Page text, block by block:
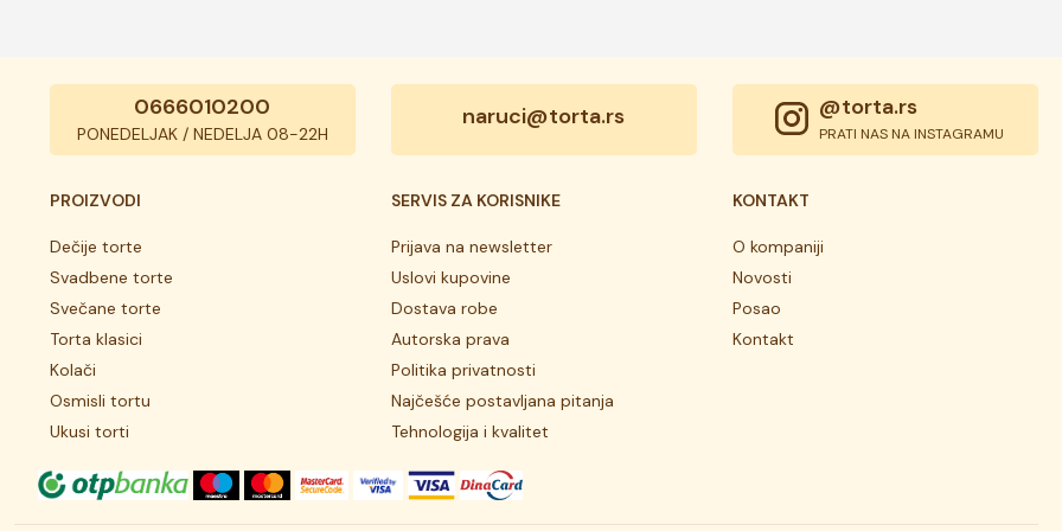
0666010200
PONEDELJAK / NEDELJA 08-22H
naruci@torta.rs @torta.rs
PRATI NAS NA INSTAGRAMU
PROIZVODI
Dečije torte
Svadbene torte
Svečane torte
Torta klasici
Kolači
Osmisli tortu
Ukusi torti
SERVIS ZA KORISNIKE
Prijava na newsletter
Uslovi kupovine
Dostava robe
Autorska prava
Politika privatnosti
Najčešće postavljana pitanja
Tehnologija i kvalitet
KONTAKT
O kompaniji
Novosti
Posao
Kontakt